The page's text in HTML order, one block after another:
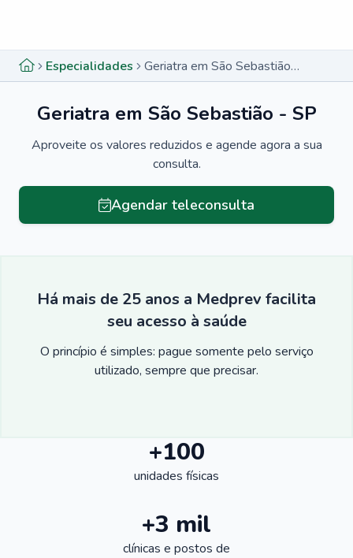
Especialidades Geriatra em São Sebastião - SP
Geriatra em São Sebastião - SP
Aproveite os valores reduzidos e agende agora a sua
consulta.
Agendar teleconsulta
Há mais de 25 anos a Medprev facilita
seu acesso à saúde
O princípio é simples: pague somente pelo serviço
utilizado, sempre que precisar.
+100
unidades físicas
+3 mil
clínicas e postos de